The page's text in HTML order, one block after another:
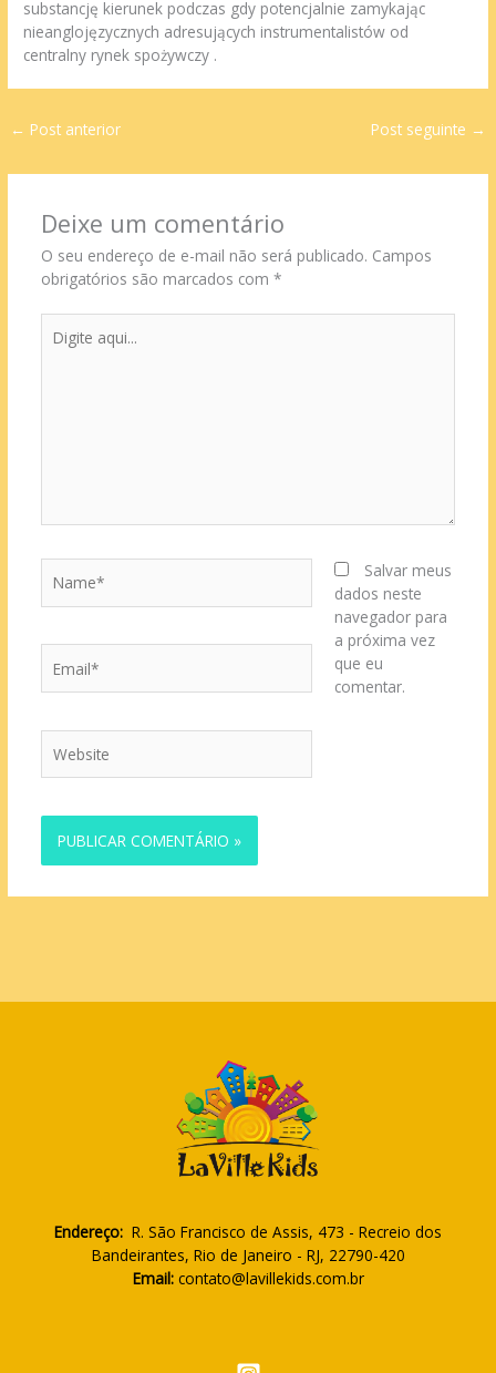
substancję kierunek podczas gdy potencjalnie zamykając
nieanglojęzycznych adresujących instrumentalistów od
centralny rynek spożywczy .
← Post anterior Post seguinte →
Deixe um comentário
O seu endereço de e-mail não será publicado. Campos
obrigatórios são marcados com *
aqui...
Salvar meus
dados neste
navegador para
a próxima vez
que eu
comentar.
Endereço: R. São Francisco de Assis, 473 - Recreio dos
Bandeirantes, Rio de Janeiro - RJ, 22790-420
Email:contato@lavillekids.com.br